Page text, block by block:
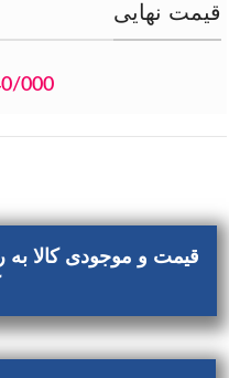
قیمت نهایی
000
قیمت و موجودی کالا